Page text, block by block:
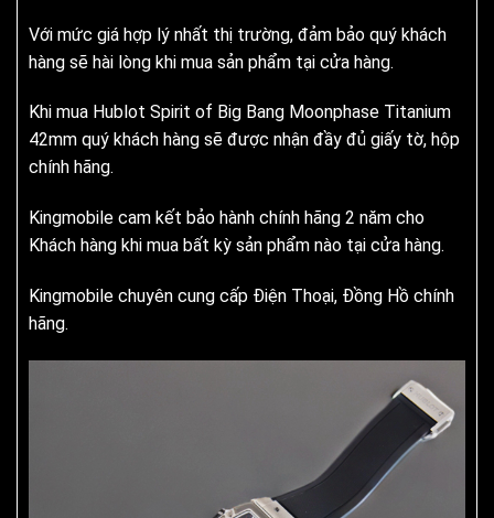
Với mức giá hợp lý nhất thị trường, đảm bảo quý khách
hàng sẽ hài lòng khi mua sản phẩm tại cửa hàng.
Khi mua Hublot Spirit of Big Bang Moonphase Titanium
42mm quý khách hàng sẽ được nhận đầy đủ giấy tờ, hộp
chính hãng.
Kingmobile cam kết bảo hành chính hãng 2 năm cho
Khách hàng khi mua bất kỳ sản phẩm nào tại cửa hàng.
Kingmobile chuyên cung cấp Điện Thoại, Đồng Hồ chính
hãng.